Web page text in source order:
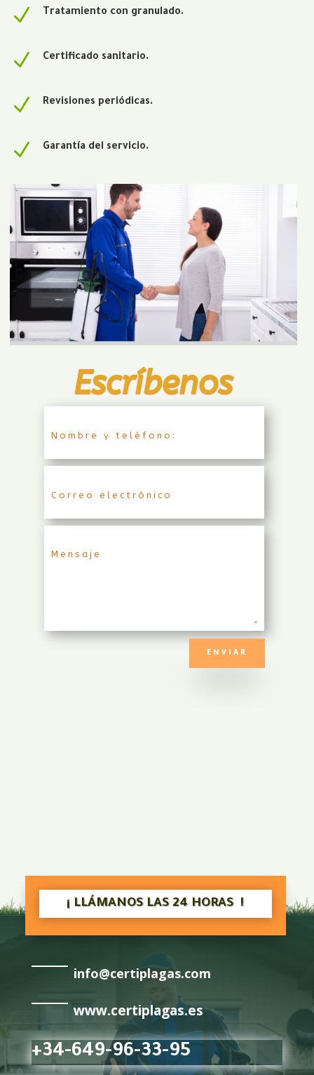
N Tratamiento con granulado.
N Certificado sanitario.
N Revisiones periódicas.
N Garantía del servicio.
Escríbenos
ENVIAR
¡ LLÁMANOS LAS 24 HORAS !
info@certiplagas.com
www.certiplagas.es
+34-649-96-33-95